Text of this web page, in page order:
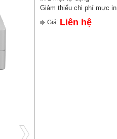
Giảm thiểu chi phí mực in
Giá: Liên hệ